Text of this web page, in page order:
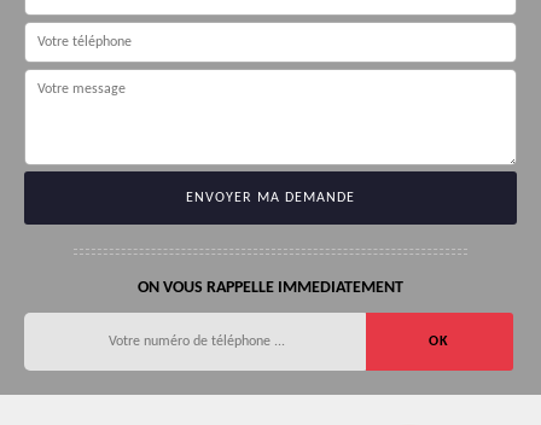
ON VOUS RAPPELLE IMMEDIATEMENT